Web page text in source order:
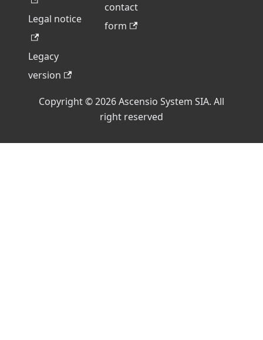
Legal notice
Legacy
version
contact
form
Copyright © 2026 Ascensio System SIA. All
right reserved